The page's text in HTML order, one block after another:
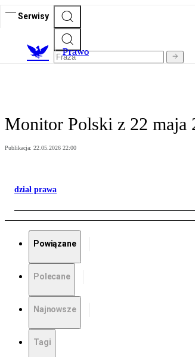
Serwisy
Prawo
Monitor Polski z 22 maja
Publikacja: 22.05.2026 22:00
dział prawa
Powiązane
Polecane
Najnowsze
Tagi